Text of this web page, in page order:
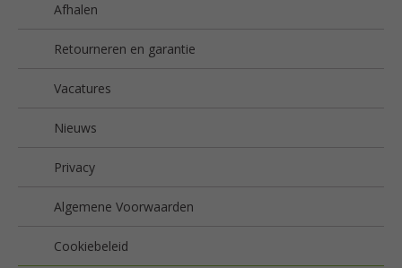
Afhalen
Retourneren en garantie
Vacatures
Nieuws
Privacy
Algemene Voorwaarden
Cookiebeleid